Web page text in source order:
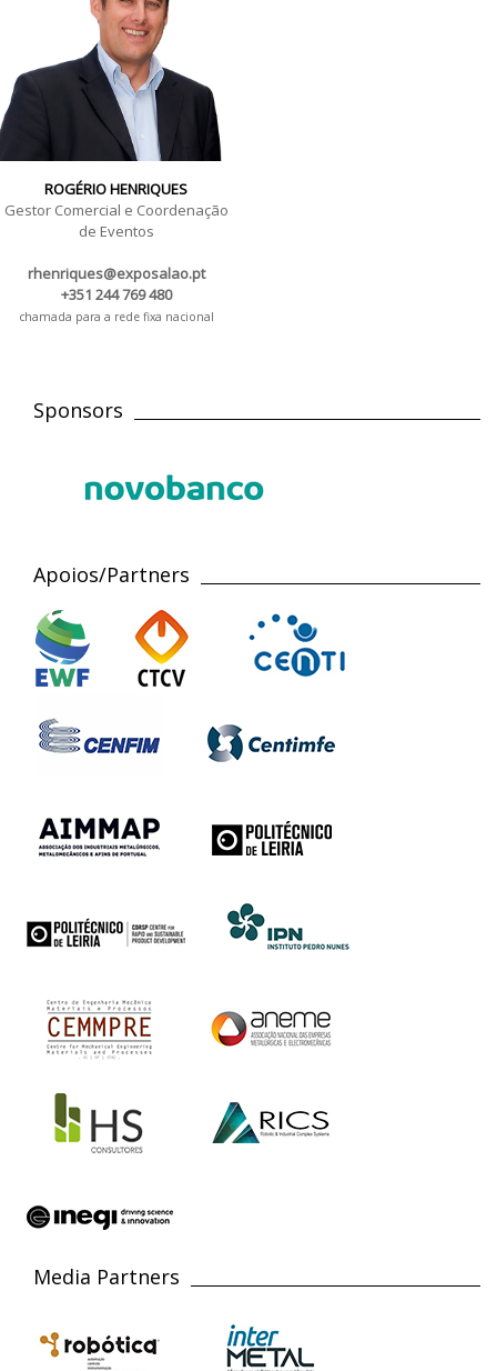
ROGÉRIO HENRIQUES
Gestor Comercial e Coordenação
de Eventos
rhenriques@exposalao.pt
+351 244 769 480
chamada para a rede fixa nacional
Sponsors
Apoios/Partners
Media Partners